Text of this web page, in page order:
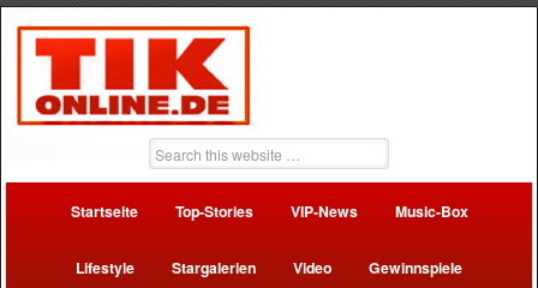
Startseite Top-Stories VIP-News Music-Box
Lifestyle Stargalerien Video Gewinnspiele